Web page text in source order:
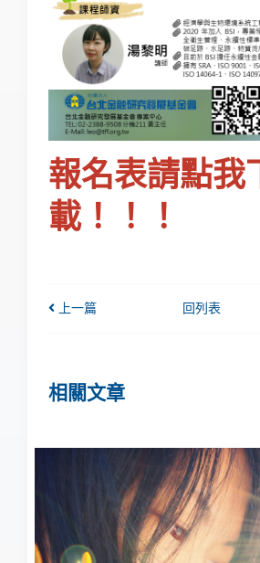
報名表請點我
載！！！
上一篇 回列表
相關文章